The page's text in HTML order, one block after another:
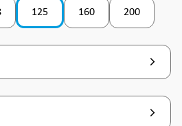
pour le moment. )
option n'est pas disponible pour le
125 160
(Cette option n'est pas
200
(Cette